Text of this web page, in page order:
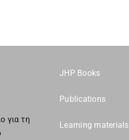
για τη
JHP Books
Publications
Learning materials